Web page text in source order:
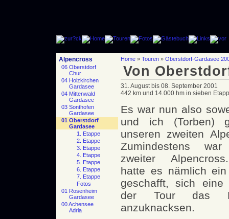
Alpencross
06 Oberstdorf
Chur
04 Holzkirchen
Gardasee
04 Mittenwald
Gardasee
03 Sonthofen
Gardasee
01 Oberstdorf
Gardasee
1. Etappe
2. Etappe
3. Etappe
4. Etappe
5. Etappe
6. Etappe
7. Etappe
Fotos
01 Rosenheim
Gardasee
00 Achensee
Adria
Home » Touren » Oberstdorf-Gardasee
Von
31. August bis 08. September 2001
442 km und 14.000 hm in sieben
Es war nun also
und ich (Torben)
unseren zweiten
Zumindestens
zweiter
hatte es nämlich
geschafft, sich eine
der Tour das
anzuknacksen.